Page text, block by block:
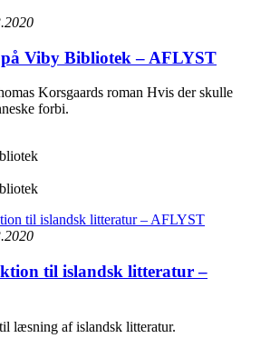
Viby Bibliotek – AFLYST
Korsgaards roman Hvis der skulle
forbi.
til islandsk litteratur –
læsning af islandsk litteratur.